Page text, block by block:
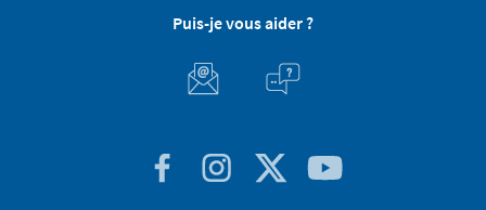
Puis-je vous aider ?